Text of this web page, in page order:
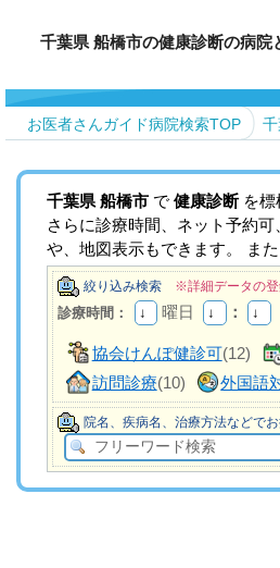
千葉県 船橋市の健康診断の病院
お医者さんガイド病院検索TOP
千葉県 船橋市 で 健康診断を標
さらに診療時間、ネット予約
や、地図表示もできます。 ま
絞り込み検索 ※詳細データの
診療時間： 曜日 ：
協会けんぽ健診可(12)
訪問診療(10) 外国語
院名、疾病名、治療方法などで